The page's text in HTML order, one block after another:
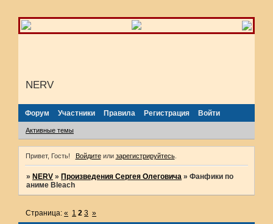
NERV
Форум Участники Правила Регистрация Войти
Активные темы
Привет, Гость! Войдитеили зарегистрируйтесь.
»NERV »Произведения Сергея Олеговича »Фанфики по
аниме Bleach
Страница:« 1 2 3 »